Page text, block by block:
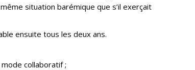
situation barémique que s’il exerçait
ensuite tous les deux ans.
collaboratif ;